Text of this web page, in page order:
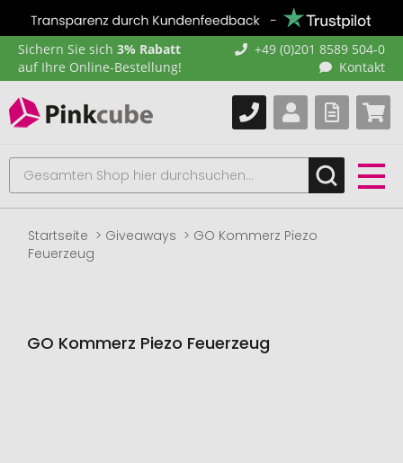
Sichern Sie sich 3% Rabatt
auf Ihre Online-Bestellung!
+49 (0)201 8589 504-0
Kontakt
Startseite Giveaways
GO Kommerz Piezo
Feuerzeug
GO Kommerz Piezo Feuerzeug